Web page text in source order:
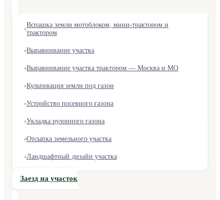
Вспашка земли мотоблоком, мини-трактором и
трактором
Выравнивание участка
Выравнивание участка трактором — Москва и МО
Культивация земли под газон
Устройство посевного газона
Укладка рулонного газона
Отсыпка земельного участка
Ландшафтный дизайн участка
Заезд на участок